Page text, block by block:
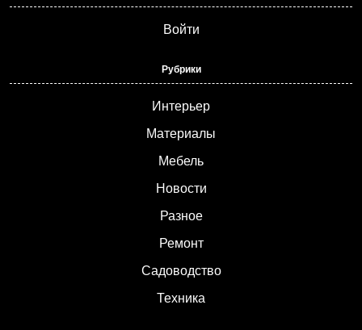
Войти
Рубрики
Интерьер
Материалы
Мебель
Новости
Разное
Ремонт
Садоводство
Техника